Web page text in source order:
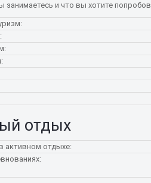
занимаетесь и что вы хотите
отдых
активном отдыхе: